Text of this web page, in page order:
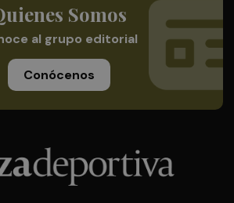
Somos
al grupo editorial
Conócenos